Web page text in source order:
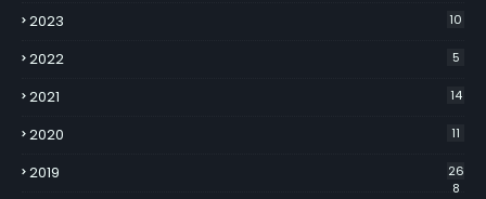
2023 10
2022 5
2021 14
2020 11
2019
26
8